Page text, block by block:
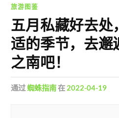
旅游图鉴
五月私藏好去处
适的季节，去邂
之南吧！
通过蜘蛛指南在 2022-04-19